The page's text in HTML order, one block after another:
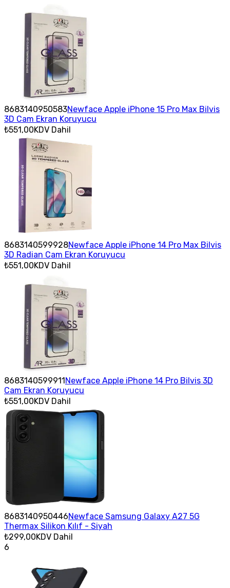
8683140950583Newface Apple iPhone 15 Pro Max Bilvis
3D Cam Ekran Koruyucu
₺551,00KDV Dahil
8683140599928Newface Apple iPhone 14 Pro Max Bilvis
3D Radian Cam Ekran Koruyucu
₺551,00KDV Dahil
8683140599911Newface Apple iPhone 14 Pro Bilvis 3D
Cam Ekran Koruyucu
₺551,00KDV Dahil
8683140950446Newface Samsung Galaxy A27 5G
Thermax Silikon Kılıf - Siyah
₺299,00KDV Dahil
6